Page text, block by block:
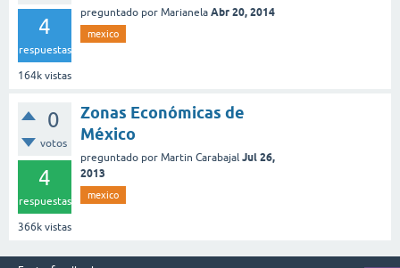
4
respuestas
164k vistas
preguntado por Marianela Abr 20, 2014
mexico
0
votos
4
respuestas
366k vistas
Zonas Económicas de
México
preguntado por Martin Carabajal Jul 26,
2013
mexico